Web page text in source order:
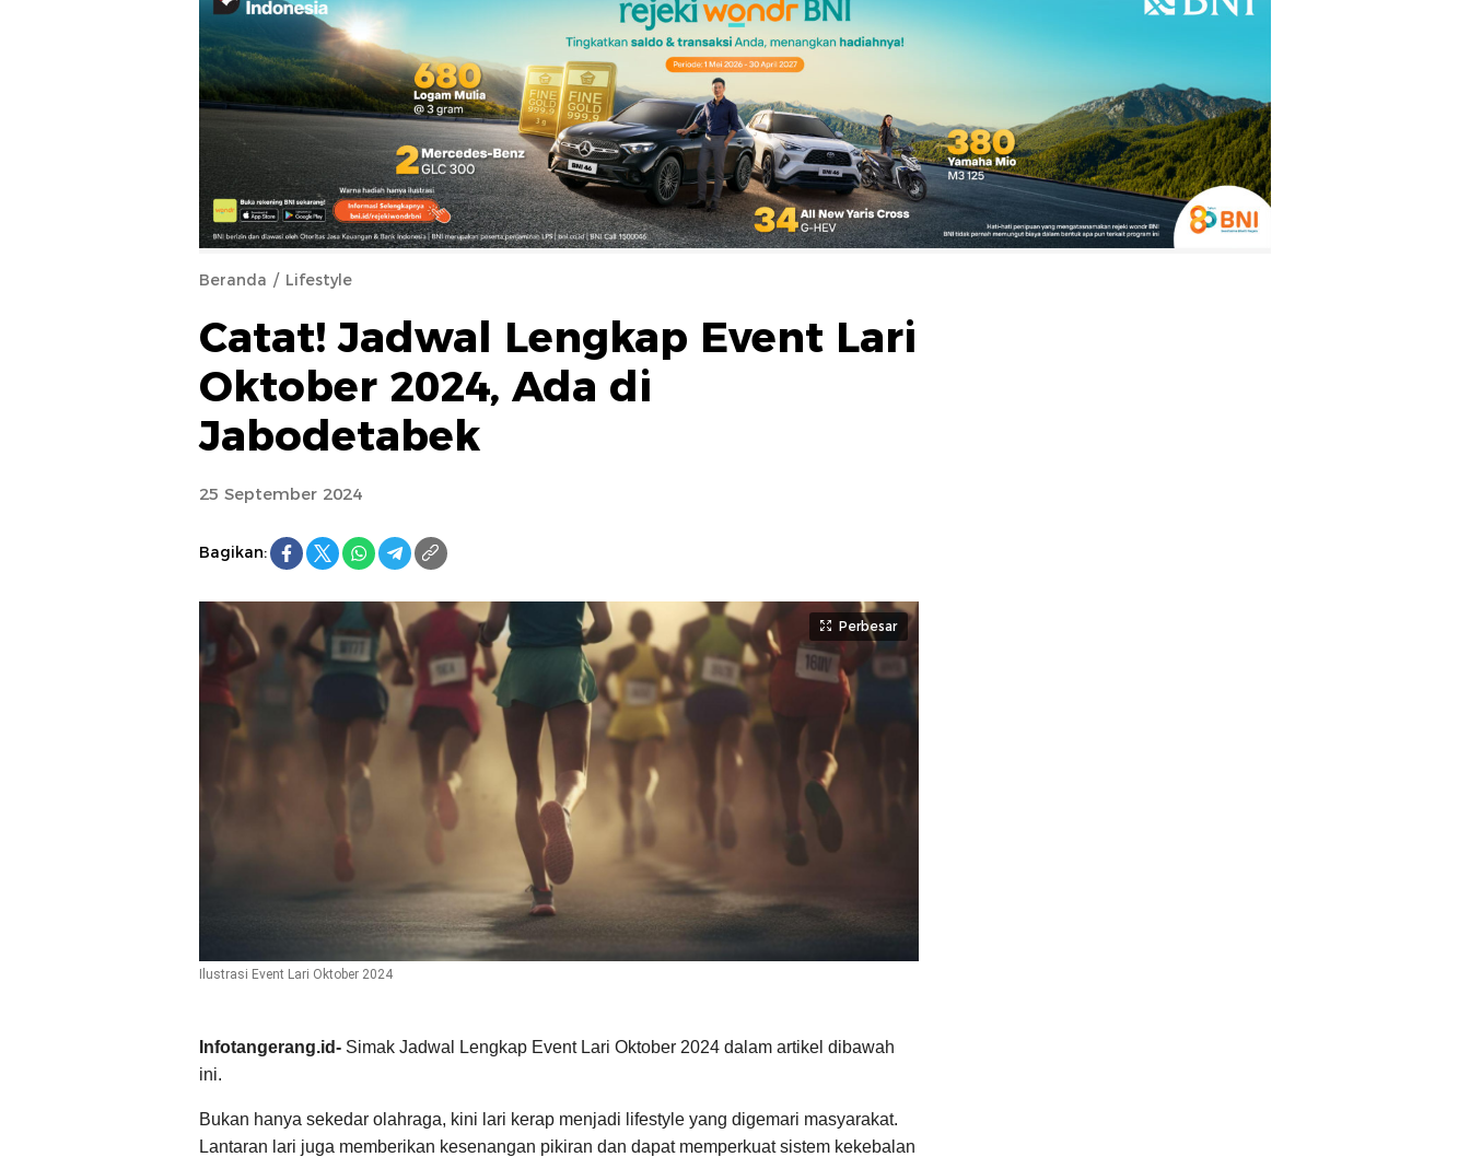
Beranda Lifestyle
Catat! Jadwal Lengkap Event Lari
Oktober 2024, Ada di
Jabodetabek
25 September 2024
Bagikan:
Perbesar
Ilustrasi Event Lari Oktober 2024
Infotangerang.id- Simak Jadwal Lengkap Event Lari Oktober 2024 dalam artikel dibawah
ini.
Bukan hanya sekedar olahraga, kini lari kerap menjadi lifestyle yang digemari masyarakat.
Lantaran lari juga memberikan kesenangan pikiran dan dapat memperkuat sistem kekebalan